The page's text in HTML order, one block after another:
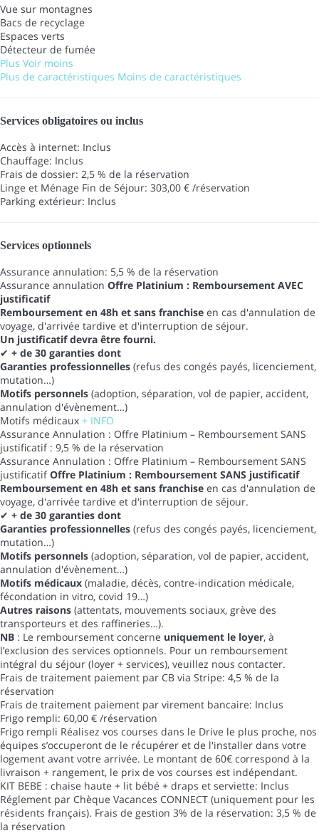
Vue sur montagnes
Bacs de recyclage
Espaces verts
Détecteur de fumée
Plus Voir moins
Plus de caractéristiques Moins de caractéristiques
Services obligatoires ou inclus
Accès à internet: Inclus
Chauffage: Inclus
Frais de dossier: 2,5 % de la réservation
Linge et Ménage Fin de Séjour: 303,00 € /réservation
Parking extérieur: Inclus
Services optionnels
Assurance annulation: 5,5 % de la réservation
Assurance annulation Offre Platinium : Remboursement AVEC
justificatif
Remboursement en 48h et sans franchise en cas d'annulation de
voyage, d'arrivée tardive et d'interruption de séjour.
Un justificatif devra être fourni.
✔ + de 30 garanties dont
Garanties professionnelles (refus des congés payés, licenciement,
mutation…)
Motifs personnels (adoption, séparation, vol de papier, accident,
annulation d'évènement…)
Motifs médicaux + INFO
Assurance Annulation : Offre Platinium – Remboursement SANS
justificatif : 9,5 % de la réservation
Assurance Annulation : Offre Platinium – Remboursement SANS
justificatifOffre Platinium : Remboursement SANS justificatif
Remboursement en 48h et sans franchise en cas d'annulation de
voyage, d'arrivée tardive et d'interruption de séjour.
✔ + de 30 garanties dont
Garanties professionnelles (refus des congés payés, licenciement,
mutation…)
Motifs personnels (adoption, séparation, vol de papier, accident,
annulation d'évènement…)
Motifs médicaux (maladie, décès, contre-indication médicale,
fécondation in vitro, covid 19…)
Autres raisons (attentats, mouvements sociaux, grève des
transporteurs et des raffineries…).
NB : Le remboursement concerne uniquement le loyer, à
l’exclusion des services optionnels. Pour un remboursement
intégral du séjour (loyer + services), veuillez nous contacter.
Frais de traitement paiement par CB via Stripe: 4,5 % de la
réservation
Frais de traitement paiement par virement bancaire: Inclus
Frigo rempli: 60,00 € /réservation
Frigo rempli Réalisez vos courses dans le Drive le plus proche, nos
équipes s’occuperont de le récupérer et de l'installer dans votre
logement avant votre arrivée. Le montant de 60€ correspond à la
livraison + rangement, le prix de vos courses est indépendant.
KIT BEBE : chaise haute + lit bébé + draps et serviette: Inclus
Réglement par Chèque Vacances CONNECT (uniquement pour les
résidents français). Frais de gestion 3% de la réservation: 3,5 % de
la réservation